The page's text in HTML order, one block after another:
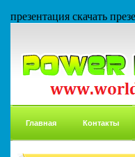
презентация скачать
Главная Контакты